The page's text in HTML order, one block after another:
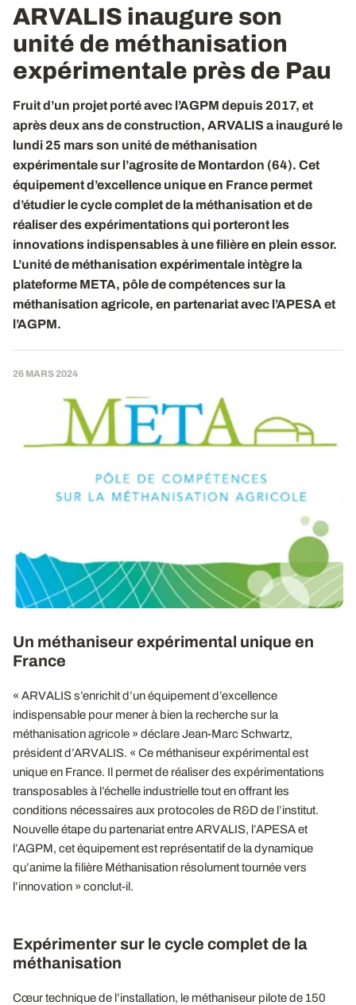
ARVALIS inaugure son
unité de méthanisation
expérimentale près de Pau
Fruit d’un projet porté avec l’AGPM depuis 2017, et
après deux ans de construction, ARVALIS a inauguré le
lundi 25 mars son unité de méthanisation
expérimentale sur l’agrosite de Montardon (64). Cet
équipement d’excellence unique en France permet
d’étudier le cycle complet de la méthanisation et de
réaliser des expérimentations qui porteront les
innovations indispensables à une filière en plein essor.
L’unité de méthanisation expérimentale intègre la
plateforme META, pôle de compétences sur la
méthanisation agricole, en partenariat avec l’APESA et
l’AGPM.
26 MARS 2024
Un méthaniseur expérimental unique en
France
« ARVALIS s’enrichit d’un équipement d’excellence
indispensable pour mener à bien la recherche sur la
méthanisation agricole » déclare Jean-Marc Schwartz,
président d’ARVALIS. « Ce méthaniseur expérimental est
unique en France. Il permet de réaliser des expérimentations
transposables à l’échelle industrielle tout en offrant les
conditions nécessaires aux protocoles de R&D de l’institut.
Nouvelle étape du partenariat entre ARVALIS, l’APESA et
l’AGPM, cet équipement est représentatif de la dynamique
qu’anime la filière Méthanisation résolument tournée vers
l’innovation » conclut-il.
Expérimenter sur le cycle complet de la
méthanisation
Cœur technique de l’installation, le méthaniseur pilote de 150